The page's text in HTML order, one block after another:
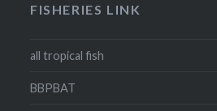
FISHERIES LINK
all tropical fish
BBPBAT